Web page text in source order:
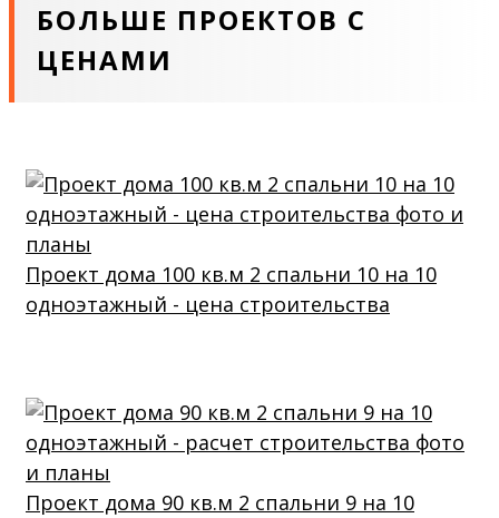
БОЛЬШЕ ПРОЕКТОВ С
ЦЕНАМИ
Проект дома 100 кв.м 2 спальни 10 на 10
одноэтажный - цена строительства
Проект дома 90 кв.м 2 спальни 9 на 10